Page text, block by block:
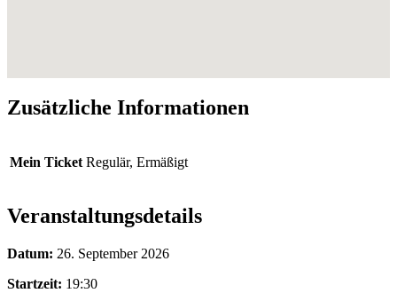
Zusätzliche Informationen
Mein Ticket Regulär, Ermäßigt
Veranstaltungsdetails
Datum: 26. September 2026
Startzeit: 19:30